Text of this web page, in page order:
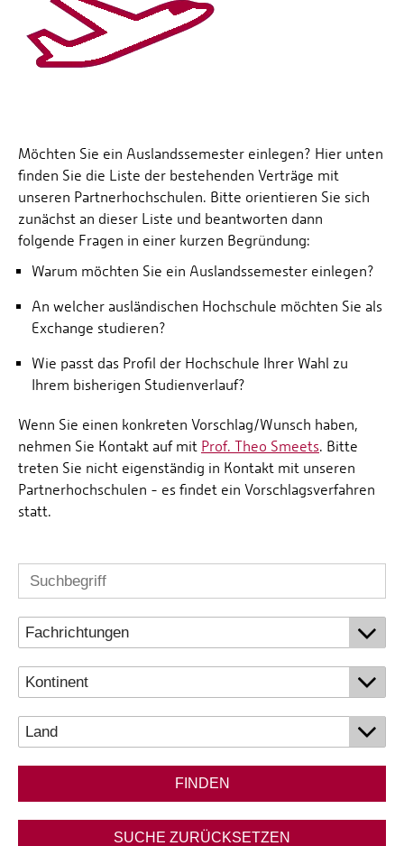
Möchten Sie ein Auslandssemester einlegen? Hier unten
finden Sie die Liste der bestehenden Verträge mit
unseren Partnerhochschulen. Bitte orientieren Sie sich
zunächst an dieser Liste und beantworten dann
folgende Fragen in einer kurzen Begründung:
Warum möchten Sie ein Auslandssemester einlegen?
An welcher ausländischen Hochschule möchten Sie als
Exchange studieren?
Wie passt das Profil der Hochschule Ihrer Wahl zu
Ihrem bisherigen Studienverlauf?
Wenn Sie einen konkreten Vorschlag/Wunsch haben,
nehmen Sie Kontakt auf mit Prof. Theo Smeets. Bitte
treten Sie nicht eigenständig in Kontakt mit unseren
Partnerhochschulen - es findet ein Vorschlagsverfahren
statt.
FINDEN
SUCHE ZURÜCKSETZEN